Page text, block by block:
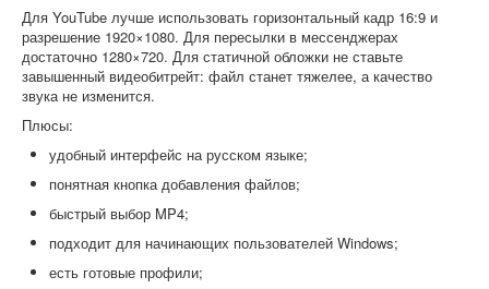
Для YouTube лучше использовать горизонтальный кадр 16:9 и
разрешение 1920×1080. Для пересылки в мессенджерах
достаточно 1280×720. Для статичной обложки не ставьте
завышенный видеобитрейт: файл станет тяжелее, а качество
звука не изменится.
Плюсы:
удобный интерфейс на русском языке;
понятная кнопка добавления файлов;
быстрый выбор MP4;
подходит для начинающих пользователей Windows;
есть готовые профили;